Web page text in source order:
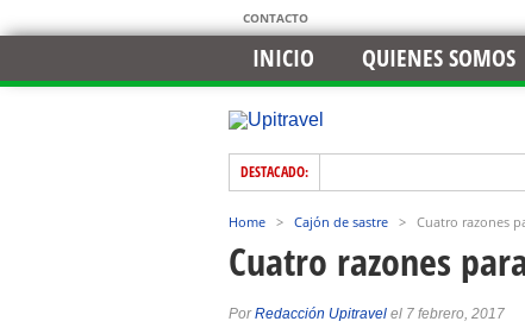
CONTACTO
INICIO QUIENES SOMOS
DESTACADO:
Home > Cajón de sastre > Cuatro razones
Cuatro razones
PorRedacción Upitravel el 7 febrero, 2017